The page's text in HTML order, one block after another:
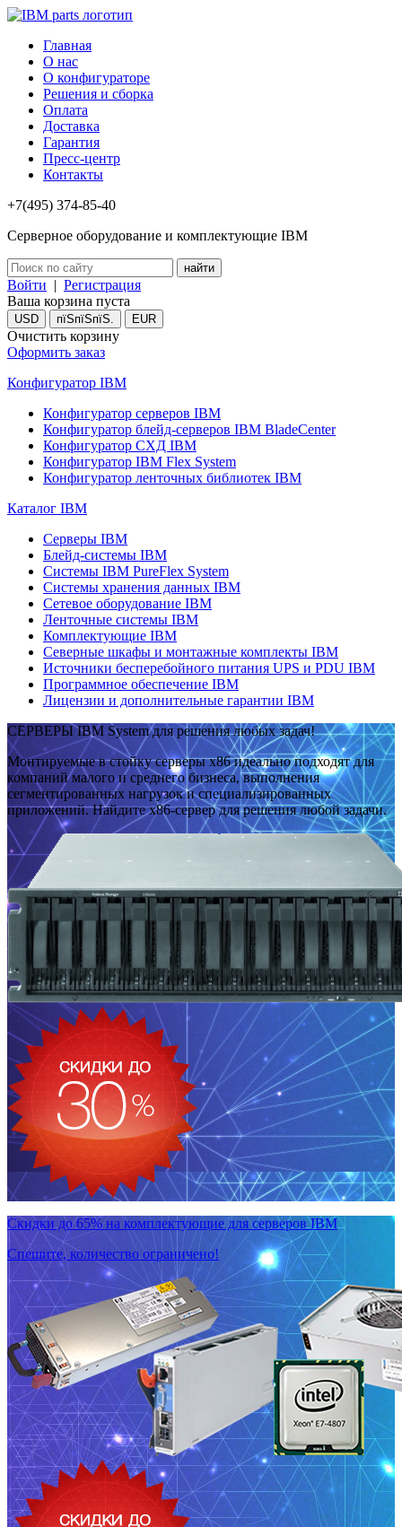
Главная
О нас
О конфигураторе
Решения и сборка
Оплата
Доставка
Гарантия
Пресс-центр
Контакты
+7(495) 374-85-40
Серверное оборудование и комплектующие IBM
Войти | Регистрация
Ваша корзина пуста
USD пїЅпїЅпїЅ. EUR
Очистить корзину
Оформить заказ
Конфигуратор IBM
Конфигуратор серверов IBM
Конфигуратор блейд-серверов IBM BladeCenter
Конфигуратор СХД IBM
Конфигуратор IBM Flex System
Конфигуратор ленточных библиотек IBM
Каталог IBM
Серверы IBM
Блейд-системы IBM
Системы IBM PureFlex System
Системы хранения данных IBM
Сетевое оборудование IBM
Ленточные системы IBM
Комплектующие IBM
Северные шкафы и монтажные комплекты IBM
Источники бесперебойного питания UPS и PDU IBM
Программное обеспечение IBM
Лицензии и дополнительные гарантии IBM
СЕРВЕРЫ IBM System для решения любых задач!
Монтируемые в стойку серверы x86 идеально подходят для
компаний малого и среднего бизнеса, выполнения
сегментированных нагрузок и специализированных
приложений. Найдите x86-сервер для решения любой задачи.
Скидки до 65% на комплектующие для серверов IBM
Спешите, количество ограничено!